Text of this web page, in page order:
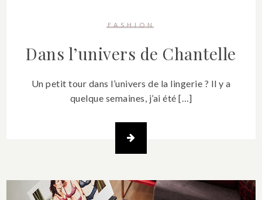
FASHION
Dans l’univers de Chantelle
Un petit tour dans l’univers de la lingerie ? Il y a
quelque semaines, j’ai été […]